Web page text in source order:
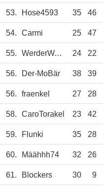
53. Hose4593 35 46
54. Carmi 25 47
55. WerderWatzel 24 22
56. Der-MoBär 38 39
56. fraenkel 27 28
58. CaroTorakel 23 42
59. Flunki 35 28
60. Määhhh74 32 26
61. Blockers 30 9